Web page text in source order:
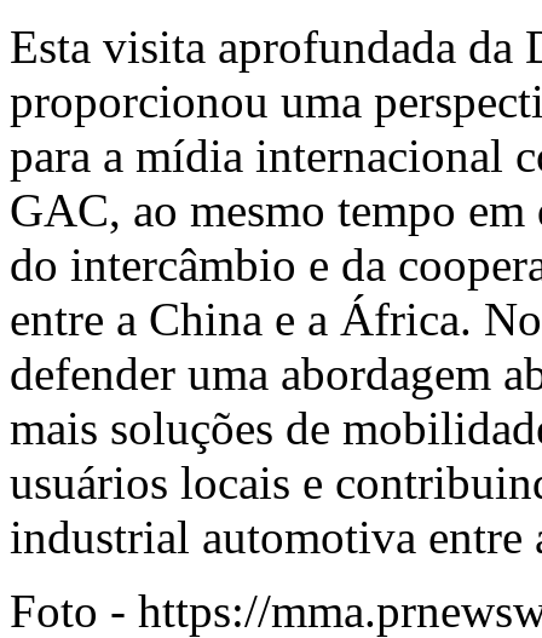
Esta visita aprofundada da
proporcionou uma
para a mídia internacional
GAC, ao mesmo tempo
do intercâmbio e da
entre a China e a África.
defender uma abordagem
mais soluções de
usuários locais e
industrial automotiva entre
Foto - https://